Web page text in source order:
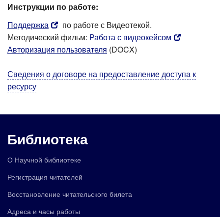
Инструкции по работе:
Поддержка
по работе с Видеотекой.
Методический фильм: Работа с видеокейсом
Авторизация пользователя (DOCX)
Сведения о договоре на предоставление доступа к
ресурсу
Библиотека
О Научной библиотеке
Регистрация читателей
Восстановление читательского билета
Адреса и часы работы